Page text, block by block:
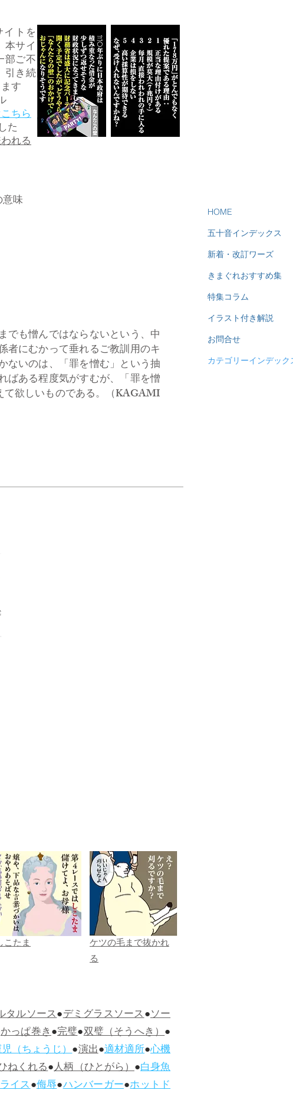
トを
サイ
部ご不
引き続
す
ちら
た
れる
味
でも憎んではならないという、中
者にむかって垂れるご教訓用のキ
ないのは、「罪を憎む」という抽
ばある程度気がすむが、「罪を憎
て欲しいものである。（KAGAMI
HOME
五十音インデックス
新着・改訂ワーズ
きまぐれおすすめ集
特集コラム
イラスト付き解説
お問合せ
カテゴリーインデック
こたま
ケツの毛まで抜かれ
る
タルソース●デミグラスソース●ソー
かっぱ巻き●完璧●双璧（そうへき）●
（ちょうじ）●演出●適材適所●心機
ねくれる●人柄（ひとがら）●白身魚
イス●侮辱●ハンバーガー●ホットド